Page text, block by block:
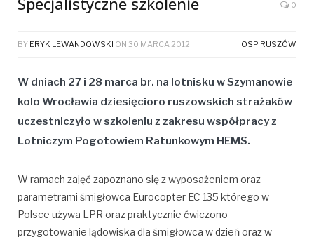
0
BY ERYK LEWANDOWSKI ON 30 MARCA 2012 OSP RUSZÓW
W dniach 27 i 28 marca br. na lotnisku w Szymanowie
kolo Wrocławia dziesięcioro ruszowskich strażaków
uczestniczyło w szkoleniu z zakresu współpracy z
Lotniczym Pogotowiem Ratunkowym HEMS.
W ramach zajęć zapoznano się z wyposażeniem oraz
parametrami śmigłowca Eurocopter EC 135 którego w
Polsce używa LPR oraz praktycznie ćwiczono
przygotowanie lądowiska dla śmigłowca w dzień oraz w